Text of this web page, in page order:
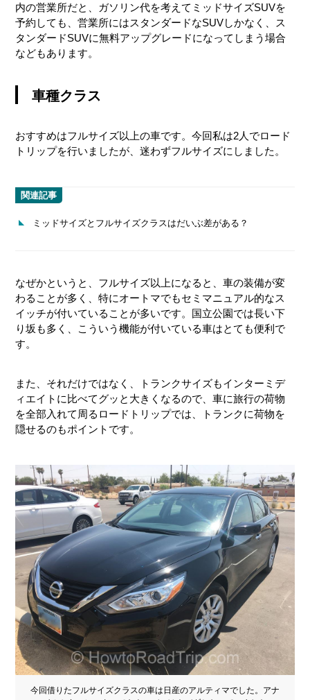
内の営業所だと、ガソリン代を考えてミッドサイズSUVを
予約しても、営業所にはスタンダードなSUVしかなく、ス
タンダードSUVに無料アップグレードになってしまう場合
などもあります。
車種クラス
おすすめはフルサイズ以上の車です。今回私は2人でロード
トリップを行いましたが、迷わずフルサイズにしました。
関連記事
ミッドサイズとフルサイズクラスはだいぶ差がある？
なぜかというと、フルサイズ以上になると、車の装備が変
わることが多く、特にオートマでもセミマニュアル的なス
イッチが付いていることが多いです。国立公園では長い下
り坂も多く、こういう機能が付いている車はとても便利で
す。
また、それだけではなく、トランクサイズもインターミデ
ィエイトに比べてグッと大きくなるので、車に旅行の荷物
を全部入れて周るロードトリップでは、トランクに荷物を
隠せるのもポイントです。
今回借りたフルサイズクラスの車は日産のアルティマでした。アナ